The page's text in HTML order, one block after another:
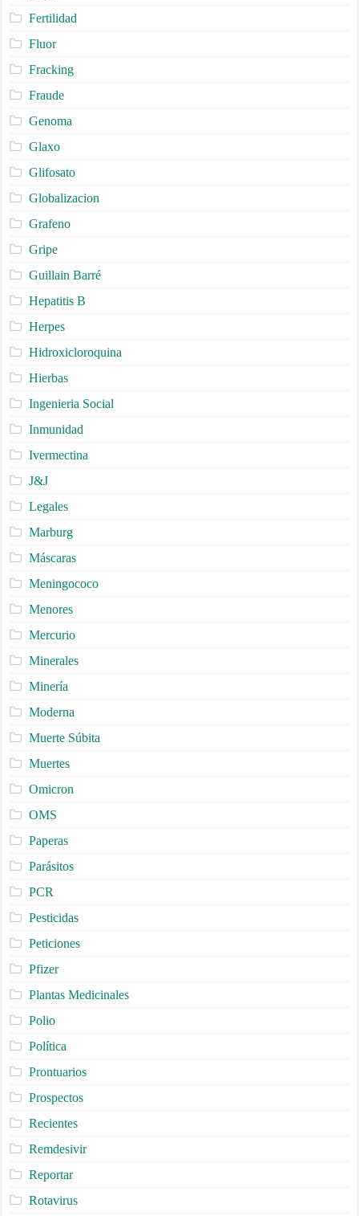
Fertilidad
Fluor
Fracking
Fraude
Genoma
Glaxo
Glifosato
Globalizacion
Grafeno
Gripe
Guillain Barré
Hepatitis B
Herpes
Hidroxicloroquina
Hierbas
Ingenieria Social
Inmunidad
Ivermectina
J&J
Legales
Marburg
Máscaras
Meningococo
Menores
Mercurio
Minerales
Minería
Moderna
Muerte Súbita
Muertes
Omicron
OMS
Paperas
Parásitos
PCR
Pesticidas
Peticiones
Pfizer
Plantas Medicinales
Polio
Política
Prontuarios
Prospectos
Recientes
Remdesivir
Reportar
Rotavirus